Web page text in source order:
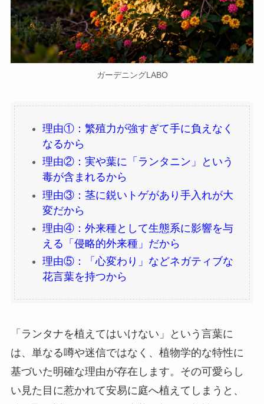
ガーデニングLABO
理由①：繁殖力が強すぎて手に負えなく
なるから
理由②：実や葉に「ランタニン」という
毒が含まれるから
理由③：茎に鋭いトゲがあり手入れが大
変だから
理由④：外来種として生態系に影響を与
える「侵略的外来種」だから
理由⑤：「心変わり」などネガティブな
花言葉を持つから
「ランタナを植えてはいけない」という言葉に
は、単なる噂や迷信ではなく、植物学的な特性に
基づいた明確な理由が存在します。その可愛らし
い見た目に惹かれて安易に庭へ植えてしまうと、